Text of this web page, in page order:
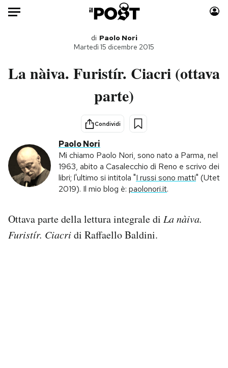
Auto
Internet
Scienza
Cultura
Economia
Libri
Consumismi
Storie/Idee
Media
Europa
Altrecose
di Paolo Nori
Martedì 15 dicembre 2015
La nàiva. Furistír. Ciacri (ottava
parte)
Condividi
Paolo Nori
Mi chiamo Paolo Nori, sono nato a Parma, nel
1963, abito a Casalecchio di Reno e scrivo dei
libri; l'ultimo si intitola "I russi sono matti" (Utet
2019). Il mio blog è: paolonori.it.
Ottava parte della lettura integrale di La nàiva.
Furistír. Ciacridi Raffaello Baldini.